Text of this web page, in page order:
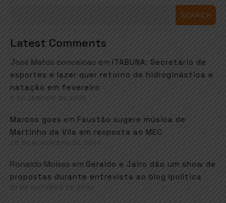
SEARCH
Latest Comments
José Matos conceicao em ITABUNA: Secretário de
esportes e lazer quer retorno de hidroginástica e
natação em fevereiro
6 DE JANEIRO DE 2021
Marcos goes em Faustão sugere música de
Martinho da Vila em resposta ao MEC
26 DE NOVEMBRO DE 2020
Ronaldo Moises em Geraldo e Jairo dão um show de
propostas durante entrevista ao blog Ipolítica
31 DE OUTUBRO DE 2020